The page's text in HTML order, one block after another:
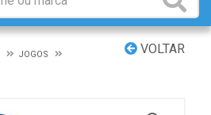
VOLTAR
JOGOS